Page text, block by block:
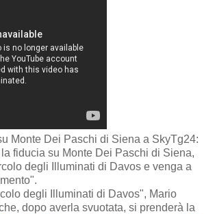
Monte Dei Paschi di Siena a SkyTg24:
fiducia su Monte Dei Paschi di Siena,
degli Illuminati di Davos e venga a
degli Illuminati di Davos", Mario
dopo averla svuotata, si prenderà la